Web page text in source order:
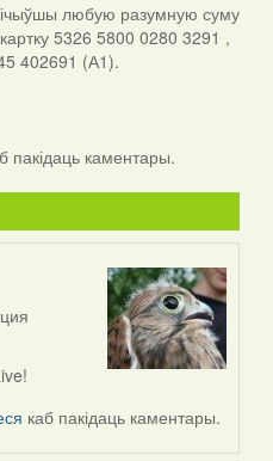
любую разумную суму
5326 5800 0280 3291 ,
402691 (А1).
пакідаць каментары.
каб пакідаць каментары.